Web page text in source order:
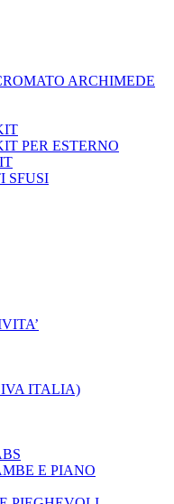
ARCHIMEDE
PER ESTERNO
SFUSI
ITALIA)
E PIANO